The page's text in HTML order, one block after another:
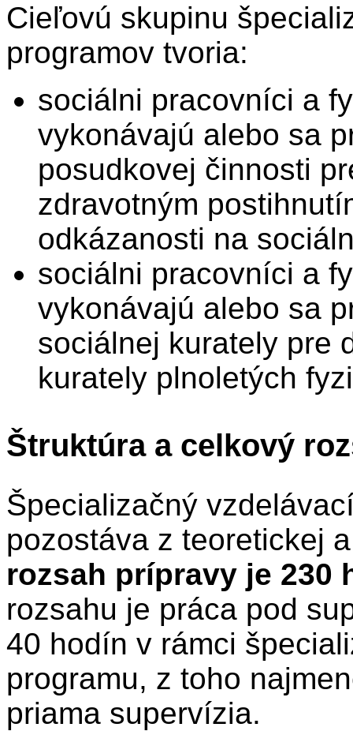
Cieľovú skupinu
programov tvoria:
sociálni pracovníci a
vykonávajú alebo sa
posudkovej činnosti
zdravotným
odkázanosti na
sociálni pracovníci a
vykonávajú alebo sa
sociálnej kurately pre
kurately plnoletých
Štruktúra a celkový
Špecializačný
pozostáva z teoretickej
rozsah prípravy je 230
rozsahu je práca pod
40 hodín v rámci
programu, z toho
priama supervízia.